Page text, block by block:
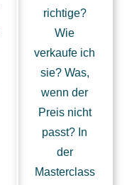
richtige?
Wie
verkaufe ich
sie? Was,
wenn der
Preis nicht
passt? In
der
Masterclass